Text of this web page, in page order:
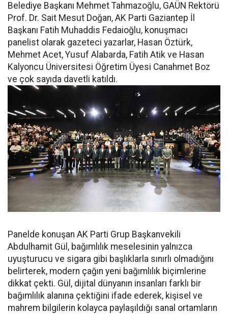
Belediye Başkanı Mehmet Tahmazoğlu, GAÜN Rektörü
Prof. Dr. Sait Mesut Doğan, AK Parti Gaziantep İl
Başkanı Fatih Muhaddis Fedaioğlu, konuşmacı
panelist olarak gazeteci yazarlar, Hasan Öztürk,
Mehmet Acet, Yusuf Alabarda, Fatih Atik ve Hasan
Kalyoncu Üniversitesi Öğretim Üyesi Canahmet Boz
ve çok sayıda davetli katıldı.
Panelde konuşan AK Parti Grup Başkanvekili
Abdulhamit Gül, bağımlılık meselesinin yalnızca
uyuşturucu ve sigara gibi başlıklarla sınırlı olmadığını
belirterek, modern çağın yeni bağımlılık biçimlerine
dikkat çekti. Gül, dijital dünyanın insanları farklı bir
bağımlılık alanına çektiğini ifade ederek, kişisel ve
mahrem bilgilerin kolayca paylaşıldığı sanal ortamların